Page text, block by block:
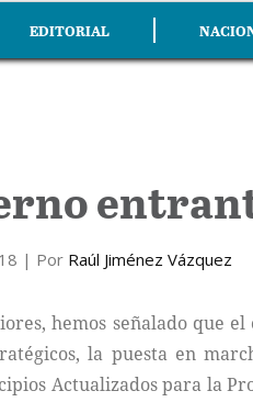
EDITORIAL
| Por Raúl Jiménez Vázquez
hemos señalado que
la puesta en
Actualizados para la